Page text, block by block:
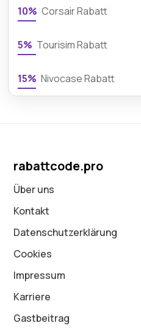
10% Corsair Rabatt
5% Tourisim Rabatt
15% Nivocase Rabatt
rabattcode.pro
Über uns
Kontakt
Datenschutz­erklärung
Cookies
Impressum
Karriere
Gastbeitrag